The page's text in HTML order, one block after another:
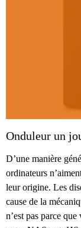
Onduleur un
D’une manière
ordinateurs
leur origine. Les
cause de la
n’est pas parce